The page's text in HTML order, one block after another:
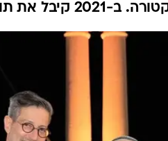
יקיר בצלאל